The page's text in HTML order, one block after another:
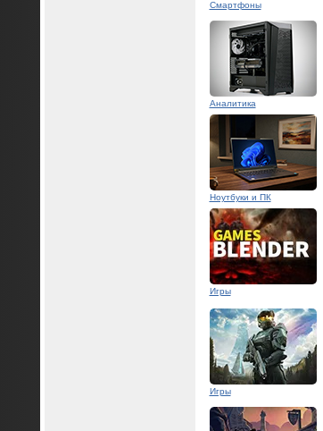
Смартфоны
Аналитика
Ноутбуки и ПК
Игры
Игры